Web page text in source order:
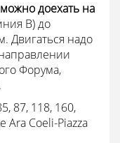
доехать на
В) до
Двигаться надо
Форума,
87, 118, 160,
Ara Coeli-Piazza